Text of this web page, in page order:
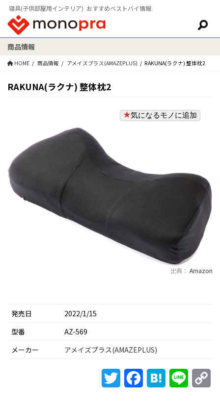
寝具(子供部屋用インテリア) おすすめベストバイ情報
検索:
商品情報
HOME 商品情報 アメイズプラス(AMAZEPLUS) RAKUNA(ラクナ) 整体枕2
RAKUNA(ラクナ) 整体枕2
気になるモノに追加
出典： Amazon
発売日
2022/1/15
型番
AZ-569
メーカー
アメイズプラス(AMAZEPLUS)
Twitter FacebookHatena Line